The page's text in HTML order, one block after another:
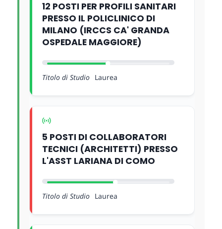
12 POSTI PER PROFILI SANITARI
PRESSO IL POLICLINICO DI
MILANO (IRCCS CA' GRANDA
OSPEDALE MAGGIORE)
Titolo di Studio Laurea
5 POSTI DI COLLABORATORI
TECNICI (ARCHITETTI) PRESSO
L'ASST LARIANA DI COMO
Titolo di Studio Laurea